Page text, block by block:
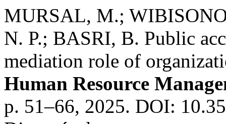
MURSAL, M.;
N. P.; BASRI, B. Public
mediation role of
Human Resource
p. 51–66, 2025. DOI: